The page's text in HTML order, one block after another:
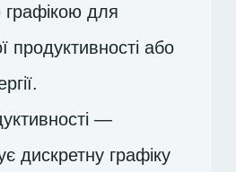
для
продуктивності або
—
дискретну графіку